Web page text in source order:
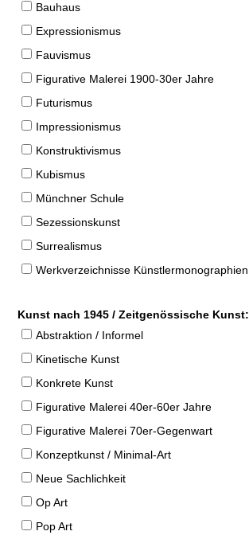
Bauhaus
Expressionismus
Fauvismus
Figurative Malerei 1900-30er Jahre
Futurismus
Impressionismus
Konstruktivismus
Kubismus
Münchner Schule
Sezessionskunst
Surrealismus
Werkverzeichnisse Künstlermonographien
Kunst nach 1945 / Zeitgenössische Kunst:
Abstraktion / Informel
Kinetische Kunst
Konkrete Kunst
Figurative Malerei 40er-60er Jahre
Figurative Malerei 70er-Gegenwart
Konzeptkunst / Minimal-Art
Neue Sachlichkeit
Op Art
Pop Art